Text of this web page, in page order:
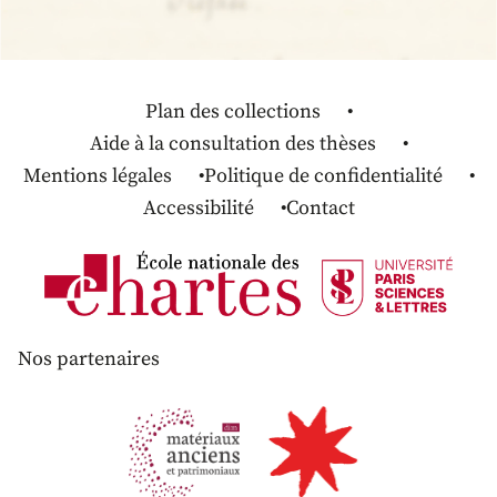
Plan des collections
Aide à la consultation des thèses
Mentions légales
Politique de confidentialité
Accessibilité
Contact
Nos partenaires